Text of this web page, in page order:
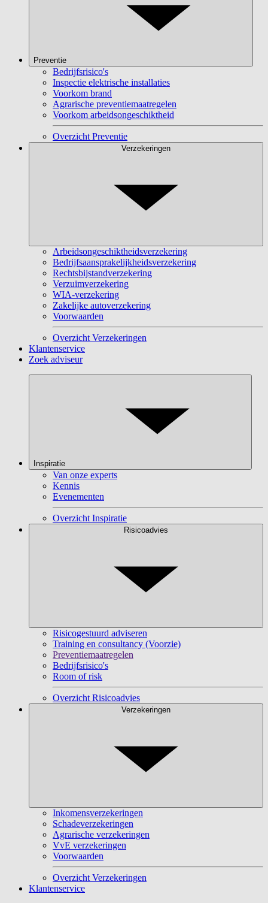
Preventie
Bedrijfsrisico's
Inspectie elektrische installaties
Voorkom brand
Agrarische preventiemaatregelen
Voorkom arbeidsongeschiktheid
Overzicht Preventie
Verzekeringen
Arbeidsongeschiktheidsverzekering
Bedrijfsaansprakelijkheidsverzekering
Rechtsbijstandverzekering
Verzuimverzekering
WIA-verzekering
Zakelijke autoverzekering
Voorwaarden
Overzicht Verzekeringen
Klantenservice
Zoek adviseur
Inspiratie
Van onze experts
Kennis
Evenementen
Overzicht Inspiratie
Risicoadvies
Risicogestuurd adviseren
Training en consultancy (Voorzie)
Preventiemaatregelen
Bedrijfsrisico's
Room of risk
Overzicht Risicoadvies
Verzekeringen
Inkomensverzekeringen
Schadeverzekeringen
Agrarische verzekeringen
VvE verzekeringen
Voorwaarden
Overzicht Verzekeringen
Klantenservice